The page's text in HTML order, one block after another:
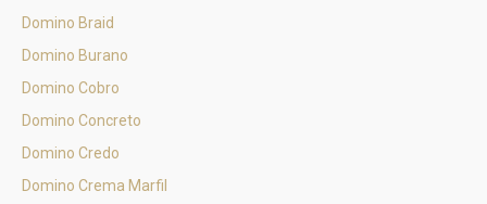
Domino Braid
Domino Burano
Domino Cobro
Domino Concreto
Domino Credo
Domino Crema Marfil